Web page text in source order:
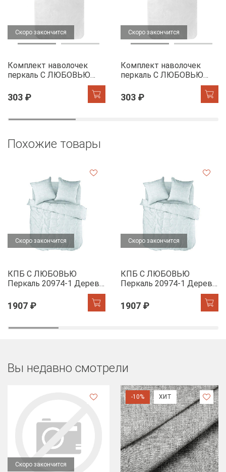
Скоро закончится
Комплект наволочек
перкаль С ЛЮБОВЬЮ
303 ₽
Скоро закончится
Комплект наволочек
перкаль С ЛЮБОВЬЮ
303 ₽
Похожие товары
Скоро закончится
КПБ С ЛЮБОВЬЮ
Перкаль 20974-1 Дерево
1907 ₽
Скоро закончится
КПБ С ЛЮБОВЬЮ
Перкаль 20974-1 Дерево
1907 ₽
Вы недавно смотрели
Скоро закончится
-10% ХИТ